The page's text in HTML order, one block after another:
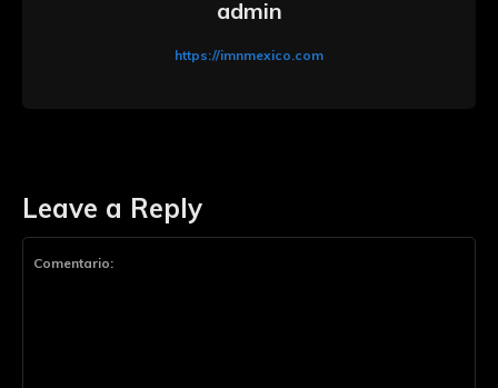
Leave a Reply
admin
https://imnmexico.com